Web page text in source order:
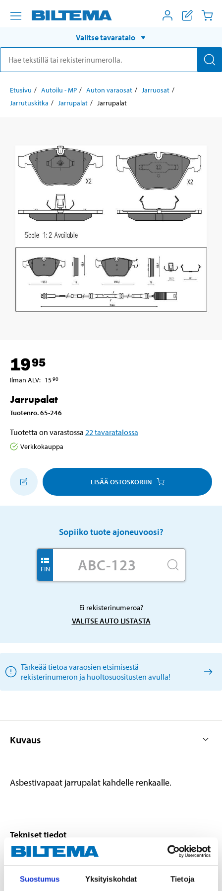
Suostumus Yksityiskohdat Tietoja
Valitse tavaratalo
Etusivu Autoilu - MP Auton varaosat
Jarruosat
Jarrutuskitka
Jarrupalat Jarrupalat
1995
Ilman ALV: 1590
Jarrupalat
Tuotenro.65-246
Tuotetta on varastossa 22 tavaratalossa
Verkkokauppa
LISÄÄ OSTOSKORIIN
Sopiiko tuote ajoneuvoosi?
FIN
Ei rekisterinumeroa?
VALITSE AUTO LISTASTA
Tärkeää tietoa varaosien etsimisestä
rekisterinumeron ja huoltosuositusten avulla!
Kuvaus
Asbestivapaat jarrupalat kahdelle renkaalle.
Tekniset tiedot
Korkeus
68,5 mm